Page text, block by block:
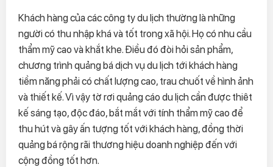
Khách hàng của các công ty du lịch thường là những
người có thu nhập khá và tốt trong xã hội. Họ có nhu cầu
thẩm mỹ cao và khắt khe. Điều đó đòi hỏi sản phẩm,
chương trình quảng bá dịch vụ du lịch tới khách hàng
tiềm năng phải có chất lượng cao, trau chuốt về hình ảnh
và thiết kế. Vì vậy tờ rơi quảng cáo du lịch cần được thiêt
kế sáng tạo, độc đáo, bắt mắt với tính thẩm mỹ cao để
thu hút và gây ấn tượng tốt với khách hàng, đồng thời
quảng bá rộng rãi thương hiệu doanh nghiệp đến với
cộng đồng tốt hơn.